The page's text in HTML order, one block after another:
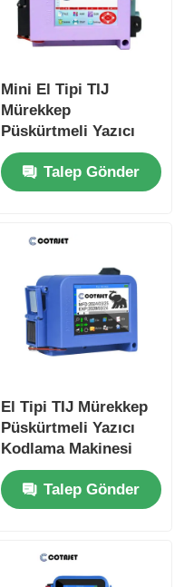
Mini El Tipi TIJ
Mürekkep
Püskürtmeli Yazıcı
Hafif Küçük
Taşınabilir Mürekkep
Püskürtmeli Yazıcı
Talep Gönder
El Tipi TIJ Mürekkep
Püskürtmeli Yazıcı
Kodlama Makinesi
Mini Taşınabilir
Mürekkep
Püskürtmeli Yazıcı
Talep Gönder